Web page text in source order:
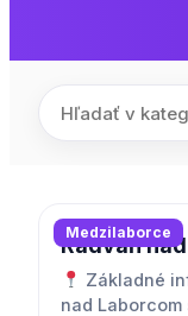
Medzilaborce
Radvaň
Základné
nad Laborcom